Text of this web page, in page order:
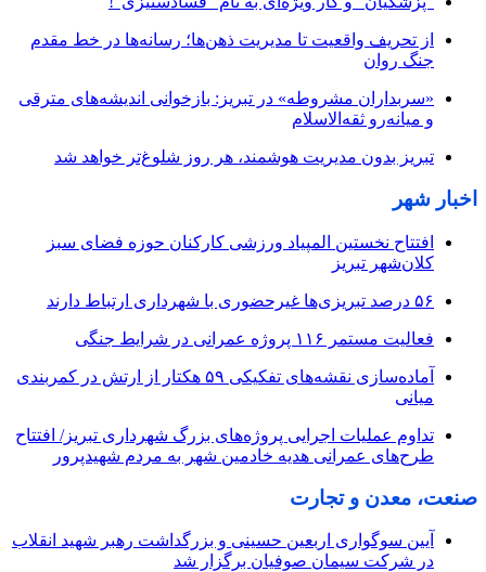
از تحریف واقعیت تا مدیریت ذهن‌ها؛ رسانه‌ها در خط مقدم
جنگ روان
«سربداران مشروطه» در تبریز: بازخوانی اندیشه‌های مترقی
و میانه‌رو ثقه‌الاسلام
تبریز بدون مدیریت هوشمند، هر روز شلوغ‌تر خواهد شد
اخبار شهر
افتتاح نخستین المپیاد ورزشی کارکنان حوزه فضای سبز
کلان‌شهر تبریز
۵۶ درصد تبریزی‌ها غیرحضوری با شهرداری ارتباط دارند
فعالیت مستمر ۱۱۶ پروژه عمرانی در شرایط جنگی
آماده‌سازی نقشه‌های تفکیکی ۵۹ هکتار از ارتش در کمربندی
میانی
تداوم عملیات اجرایی پروژه‌های بزرگ شهرداری تبریز/ افتتاح
طرح‌های عمرانی هدیه خادمین شهر به مردم شهیدپرور
صنعت، معدن و تجارت
آیین سوگواری اربعین حسینی و بزرگداشت رهبر شهید انقلاب
در شرکت سیمان صوفیان برگزار شد